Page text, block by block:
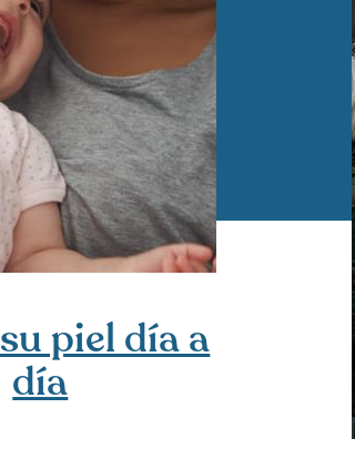
piel día a
día